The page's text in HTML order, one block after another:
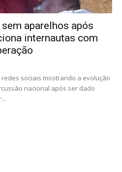
aparelhos após
internautas com
sociais mostrando a evolução
nacional após ser dado